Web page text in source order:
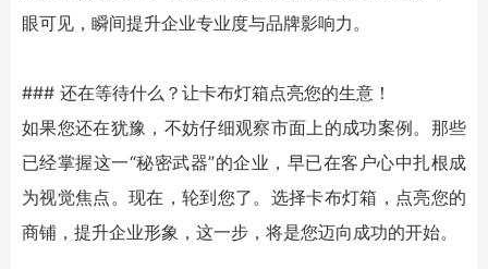
眼可见，瞬间提升企业专业度与品牌影响力。
### 还在等待什么？让卡布灯箱点亮您的生意！
如果您还在犹豫，不妨仔细观察市面上的成功案例。那些
已经掌握这一“秘密武器”的企业，早已在客户心中扎根成
为视觉焦点。现在，轮到您了。选择卡布灯箱，点亮您的
商铺，提升企业形象，这一步，将是您迈向成功的开始。